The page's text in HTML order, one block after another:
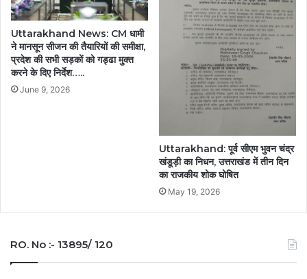
Uttarakhand News: CM धामी
ने मानसून सीजन की तैयारियों की समीक्षा,
प्रदेश की सभी सड़कों को गड्ढा मुक्त
करने के दिए निर्देश…..
June 9, 2026
Uttarakhand: पूर्व सीएम भुवन चंद्र
खंडूड़ी का निधन, उत्तराखंड में तीन दिन
का राजकीय शोक घोषित
May 19, 2026
RO. No :- 13895/ 120